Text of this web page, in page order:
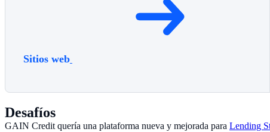
Sitios web
Desafíos
GAIN Credit quería una plataforma nueva y mejorada para Lending